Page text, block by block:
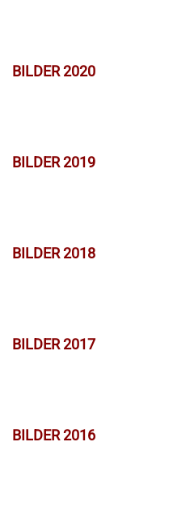
BILDER 2020
BILDER 2019
BILDER 2018
BILDER 2017
BILDER 2016